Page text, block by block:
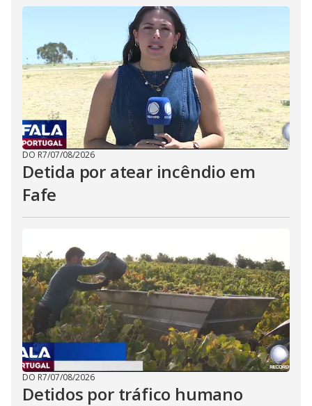
DO R7/07/08/2026
Detida por atear incêndio em
Fafe
DO R7/07/08/2026
Detidos por tráfico humano